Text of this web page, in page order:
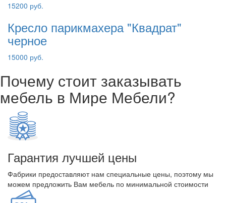
15200 руб.
Кресло парикмахера "Квадрат"
черное
15000 руб.
Почему стоит заказывать
мебель в Мире Мебели?
Гарантия лучшей цены
Фабрики предоставляют нам специальные цены, поэтому мы
можем предложить Вам мебель по минимальной стоимости